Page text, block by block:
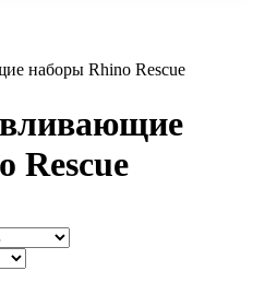
наборы Rhino Rescue
Rescue